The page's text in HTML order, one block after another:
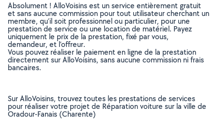
Absolument ! AlloVoisins est un service entièrement gratuit
et sans aucune commission pour tout utilisateur cherchant un
membre, qu’il soit professionnel ou particulier, pour une
prestation de service ou une location de matériel. Payez
uniquement le prix de la prestation, fixé par vous,
demandeur, et l’offreur.
Vous pouvez réaliser le paiement en ligne de la prestation
directement sur AlloVoisins, sans aucune commission ni frais
bancaires.
Sur AlloVoisins, trouvez toutes les prestations de services
pour réaliser votre projet de Réparation voiture sur la ville de
Oradour-Fanais (Charente)